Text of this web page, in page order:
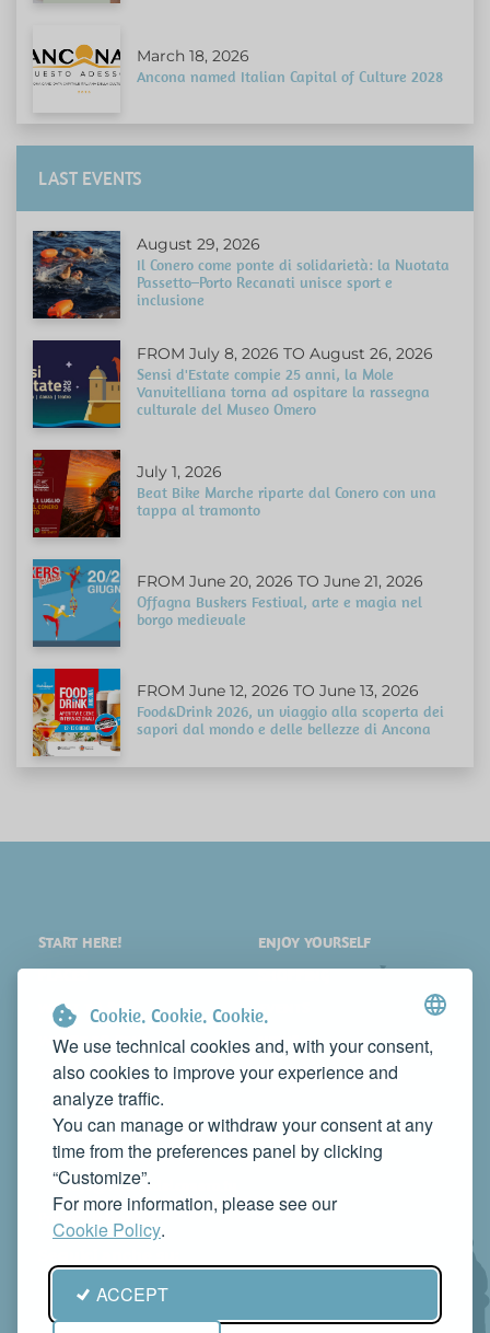
Cookie. Cookie. Cookie.
We use technical cookies and, with your consent,
also cookies to improve your experience and
analyze traffic.
You can manage or withdraw your consent at any
time from the preferences panel by clicking
“Customize”.
For more information, please see our
Cookie Policy.
ACCEPT
March 18, 2026
Ancona named Italian Capital of Culture 2028
LAST EVENTS
August 29, 2026
Il Conero come ponte di solidarietà: la Nuotata
Passetto–Porto Recanati unisce sport e
inclusione
FROM July 8, 2026 TO August 26, 2026
Sensi d'Estate compie 25 anni, la Mole
Vanvitelliana torna ad ospitare la rassegna
culturale del Museo Omero
July 1, 2026
Beat Bike Marche riparte dal Conero con una
tappa al tramonto
FROM June 20, 2026 TO June 21, 2026
Offagna Buskers Festival, arte e magia nel
borgo medievale
FROM June 12, 2026 TO June 13, 2026
Food&Drink 2026, un viaggio alla scoperta dei
sapori dal mondo e delle bellezze di Ancona
START HERE!
WHAT TO SEE
WHERE TO STAY
WHERE TO EAT
ENJOY YOURSELF
EVENTS
NEWS
WEB TV
CONTACTS
PROMOTE YOUR BUSINESS
CONTACT US TO FEATURE IT ON THIS WEBSITE
info@rivieradelconero.tv